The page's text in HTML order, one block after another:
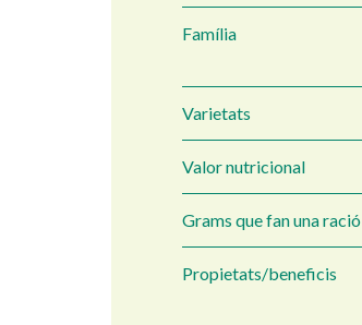
Família
Varietats
Valor nutricional
Grams que fan una ració
Propietats/beneficis